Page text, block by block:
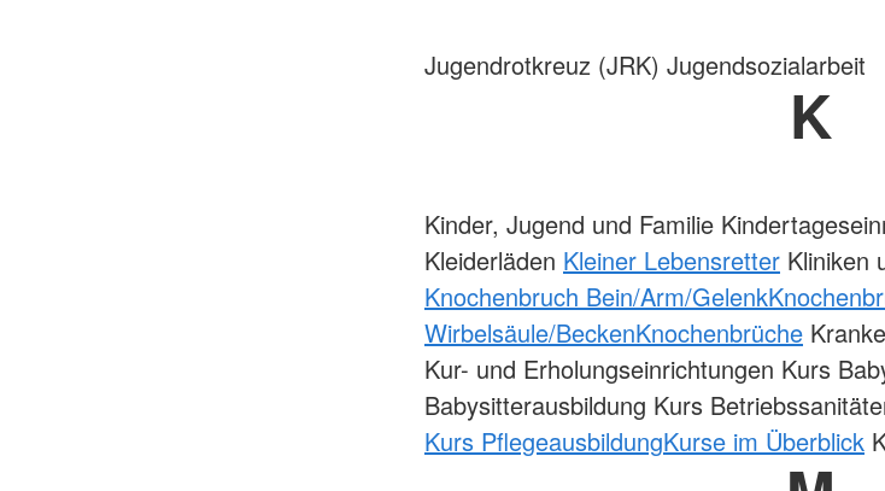
Jugendrotkreuz (JRK) Jugendsozialarbeit
K
Kinder, Jugend und Familie
Kleiderläden Kleiner Lebensretter Kliniken
Knochenbruch Bein/Arm/Gelenk
Wirbelsäule/BeckenKnochenbrüche
Kur- und Erholungseinrichtungen Kurs
Babysitterausbildung Kurs
Kurs PflegeausbildungKurse im Überblick